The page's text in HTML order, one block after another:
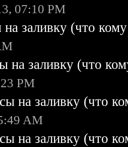
07:10 PM
заливку (что
на заливку (что
PM
на заливку (что
AM
на заливку (что